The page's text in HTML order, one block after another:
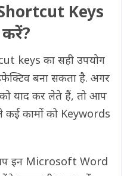
Keys
keys का सही उपयोग
बना सकता है. अगर
याद कर लेते हैं, तो आप
कई कामों को Keywords
इन Microsoft Word